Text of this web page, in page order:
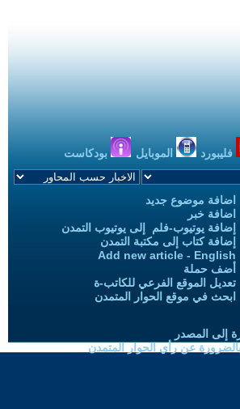
فليبورد الموبايل بودكاست
اضافة موضوع جديد
اضافة خبر
إضافة يوتيوب-فلم إلى يوتيوب التمدن
إضافة كتاب إلى مكتبة التمدن
Add new article - English
أضف حملة
تعديل الموقع الفرعي للكاتب-ة
ابحث في موقع الحوار المتمدن
إلى المصدر
عن رأي الحوار المتمدن